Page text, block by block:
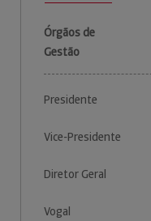
Órgãos de
Gestão
Presidente
Vice-Presidente
Diretor Geral
Vogal